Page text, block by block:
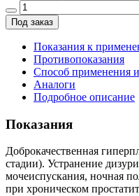
Под заказ
Показания к
Противопоказания
Способ применения
Аналоги
Подробное описание
Показания
Доброкачественная
стадии). Устранение
мочеиспускания, ночная
при хроническом